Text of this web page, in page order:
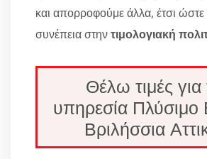
και απορροφούμε άλλα, έτσι
συνέπεια στηντιμολογιακή
Θέλω τιμές για
υπηρεσία
Βριλήσσια